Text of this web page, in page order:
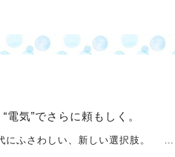
気”でさらに頼もしく。
にふさわしい、新しい選択肢。 …